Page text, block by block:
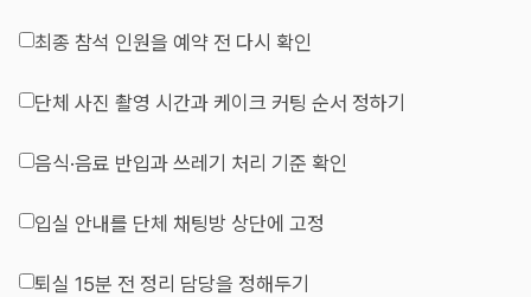
최종 참석 인원을 예약 전 다시 확인
단체 사진 촬영 시간과 케이크 커팅 순서 정하기
음식·음료 반입과 쓰레기 처리 기준 확인
입실 안내를 단체 채팅방 상단에 고정
퇴실 15분 전 정리 담당을 정해두기